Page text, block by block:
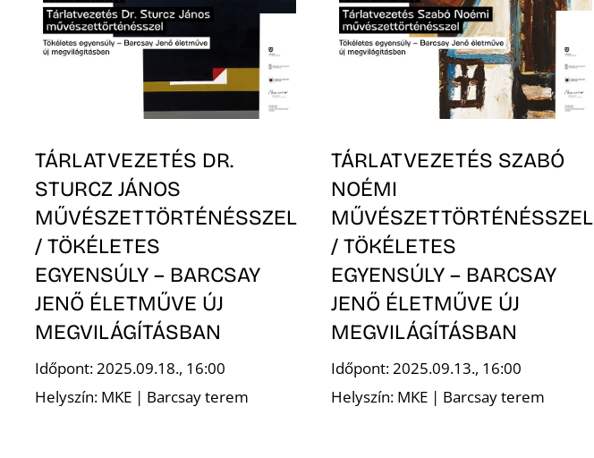
TÁRLATVEZETÉS DR.
STURCZ JÁNOS
MŰVÉSZETTÖRTÉNÉSSZEL
/ TÖKÉLETES
EGYENSÚLY – BARCSAY
JENŐ ÉLETMŰVE ÚJ
MEGVILÁGÍTÁSBAN
Időpont: 2025.09.18., 16:00
Helyszín: MKE | Barcsay terem
TÁRLATVEZETÉS SZABÓ
NOÉMI
MŰVÉSZETTÖRTÉNÉSSZEL
/ TÖKÉLETES
EGYENSÚLY – BARCSAY
JENŐ ÉLETMŰVE ÚJ
MEGVILÁGÍTÁSBAN
Időpont: 2025.09.13., 16:00
Helyszín: MKE | Barcsay terem